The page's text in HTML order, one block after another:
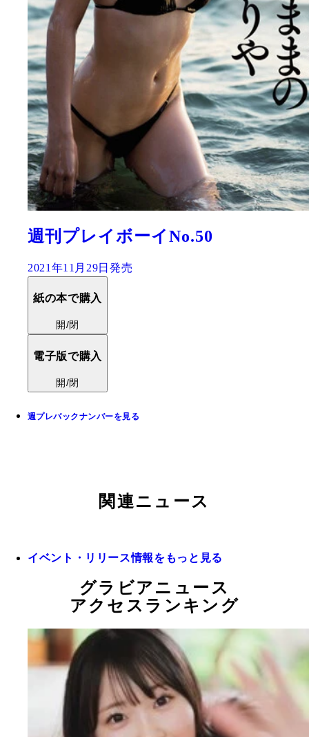
週刊プレイボーイNo.50
2021年11月29日発売
紙の本で購入
開/閉
電子版で購入
開/閉
週プレバックナンバーを見る
関連ニュース
イベント・リリース情報をもっと見る
グラビアニュース
アクセスランキング